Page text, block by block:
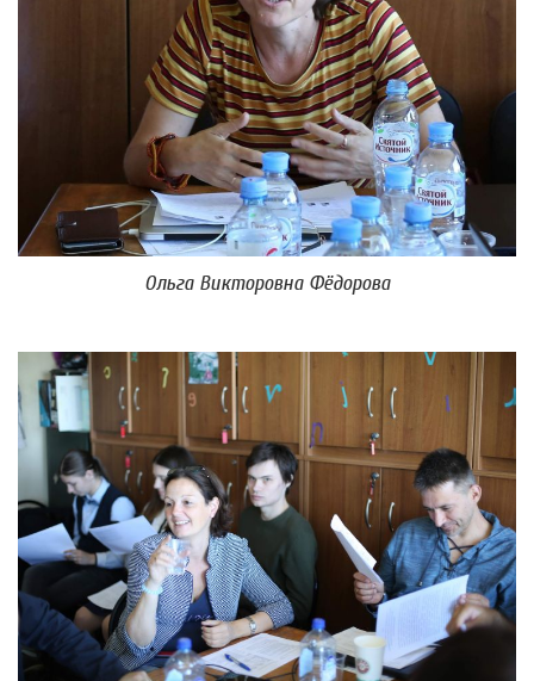
Ольга Викторовна Фёдорова